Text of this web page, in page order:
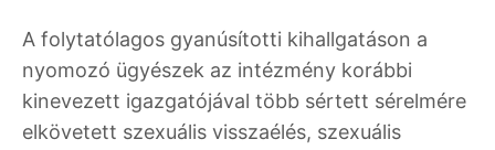
A folytatólagos gyanúsítotti kihallgatáson a
nyomozó ügyészek az intézmény korábbi
kinevezett igazgatójával több sértett sérelmére
elkövetett szexuális visszaélés, szexuális